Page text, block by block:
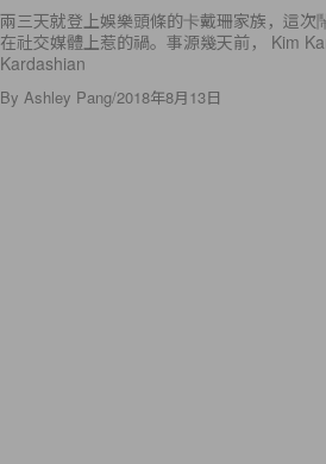
兩三天就登上娛樂頭條的卡戴珊家族，這次
在社交媒體上惹的禍。事源幾天前， Kim
Kardashian
By Ashley Pang/2018年8月13日